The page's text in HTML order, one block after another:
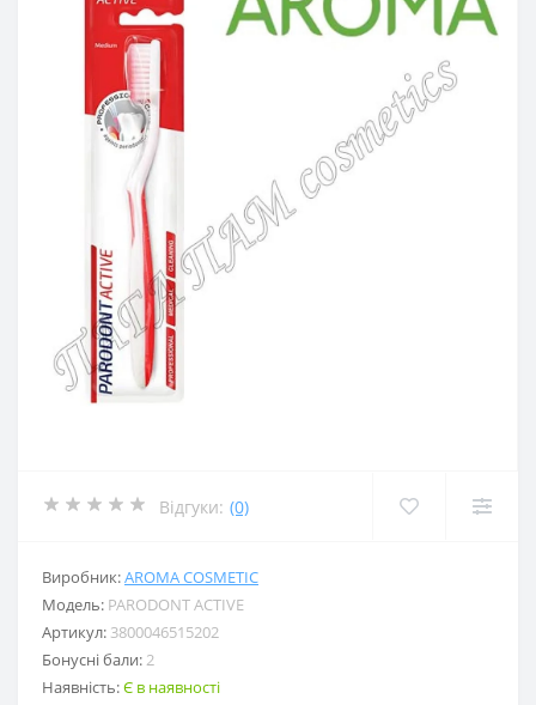
Відгуки: (0)
Виробник:AROMA COSMETIC
Модель: PARODONT ACTIVE
Артикул: 3800046515202
Бонусні бали:2
Наявність:Є в наявності